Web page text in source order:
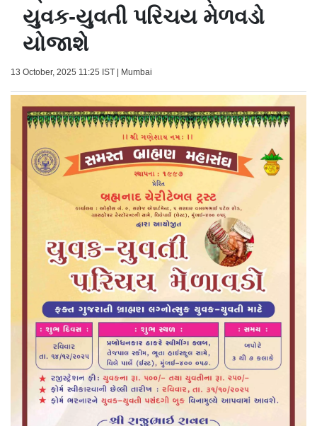
યુવક-યુવતી પરિચય મેળવડો
યોજાશે
13 October, 2025 11:25 IST | Mumbai